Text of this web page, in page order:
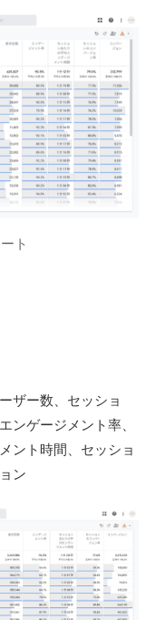
ト
ザー数、セッショ
ンゲージメント率、
ント時間、セッショ
ン